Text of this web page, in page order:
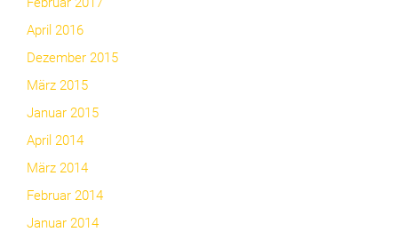
April 2016
Dezember 2015
März 2015
Januar 2015
April 2014
März 2014
Februar 2014
Januar 2014